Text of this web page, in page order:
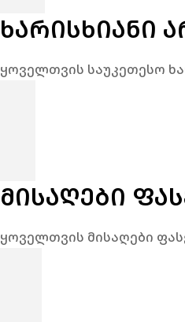
ᲮᲐᲠᲘᲡᲮᲘᲐᲜᲘ
ყოველთვის საუკეთესო
ᲛᲘᲡᲐᲦᲔᲑᲘ
ყოველთვის მისაღები